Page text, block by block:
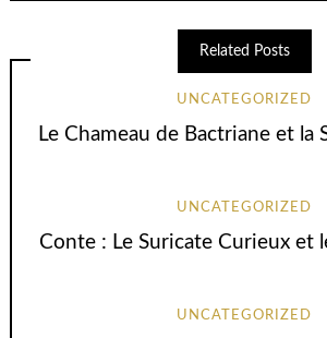
Related Posts
UNCATEGORIZED
Le Chameau de Bactriane et la
UNCATEGORIZED
Conte : Le Suricate Curieux et
UNCATEGORIZED